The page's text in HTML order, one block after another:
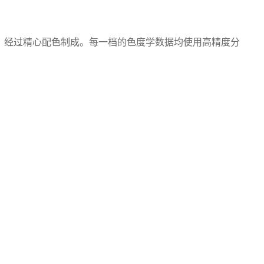
过精心配色制成。每一档的色度学数据均使用高精度分